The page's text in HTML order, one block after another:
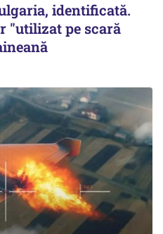
identificată.
"utilizat pe scară